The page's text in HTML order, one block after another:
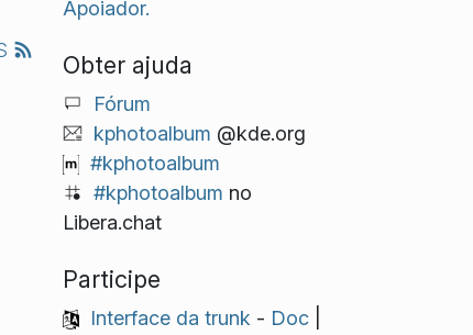
Apoiador.
Obter ajuda
Fórum
kphotoalbum @kde.org
#kphotoalbum
#kphotoalbum no
Libera.chat
Participe
Interface da trunk - Doc|